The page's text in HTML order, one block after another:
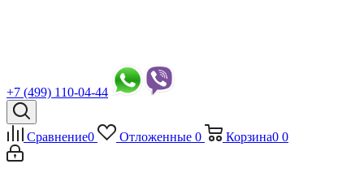
+7 (499) 110-04-44
Сравнение0 Отложенные 0 Корзина0 0